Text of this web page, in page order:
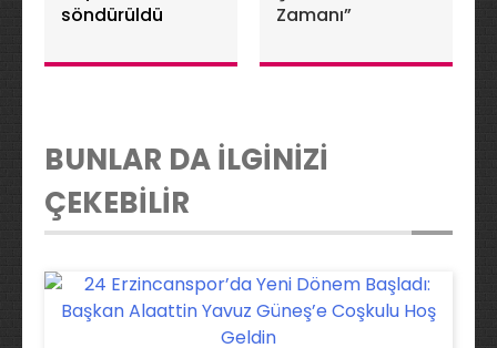
söndürüldü
Zamanı”
BUNLAR DA İLGİNİZİ
ÇEKEBİLİR